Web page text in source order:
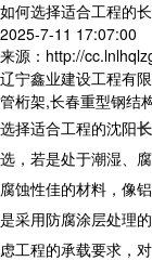
如何选择适合工程的
2025-7-11 17:07:00
来源：http://
辽宁鑫业建设工程有
管桁架,长春重型钢结
选择适合工程的沈阳
选，若是处于潮湿、
腐蚀性佳的材料，像
是采用防腐涂层处理
虑工程的承载要求，